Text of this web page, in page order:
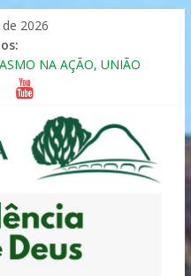
2026
NA AÇÃO, UNIÃO
Relacionamento com